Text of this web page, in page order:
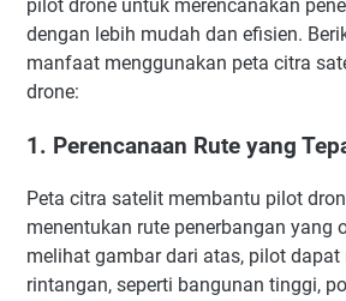
pilot drone untuk merencanakan
dengan lebih mudah dan efisien.
manfaat menggunakan peta citra
drone:
1. Perencanaan Rute yang
Peta citra satelit membantu pilot
menentukan rute penerbangan yang
melihat gambar dari atas, pilot
rintangan, seperti bangunan tinggi,